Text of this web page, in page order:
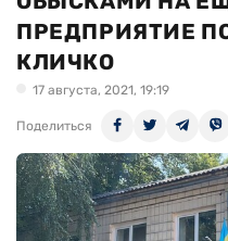
ПРЕДПРИЯТИЕ
КЛИЧКО
17 августа, 2021, 19:19
Поделиться